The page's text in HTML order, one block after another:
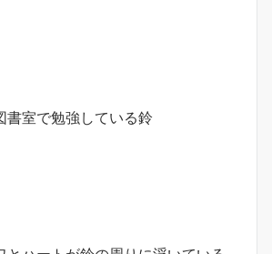
書室で勉強している鈴